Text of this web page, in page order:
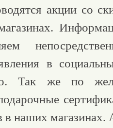
акции со
в
Так же по
в наших магазинах.